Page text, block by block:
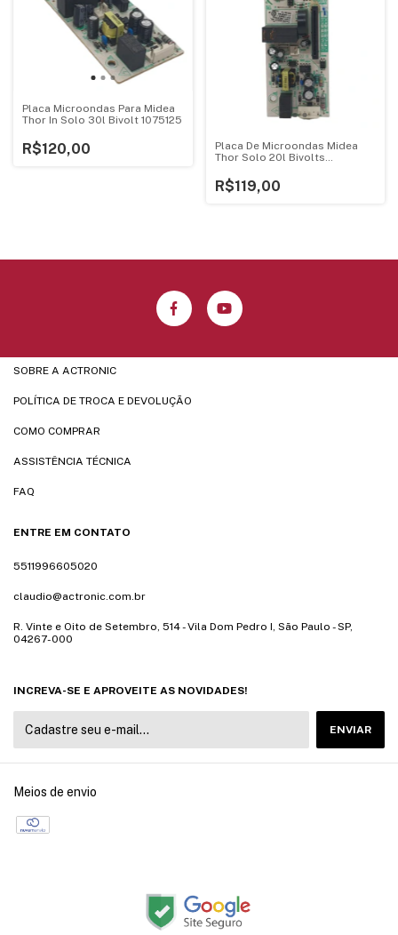
Placa Microondas Para Midea
Thor In Solo 30l Bivolt 1075125
R$120,00
Placa De Microondas Midea
Thor Solo 20l Bivolts
R$119,00
SOBRE A ACTRONIC
POLÍTICA DE TROCA E DEVOLUÇÃO
COMO COMPRAR
ASSISTÊNCIA TÉCNICA
FAQ
ENTRE EM CONTATO
5511996605020
claudio@actronic.com.br
R. Vinte e Oito de Setembro, 514 - Vila Dom Pedro I, São Paulo - SP,
04267-000
INCREVA-SE E APROVEITE AS NOVIDADES!
Meios de envio